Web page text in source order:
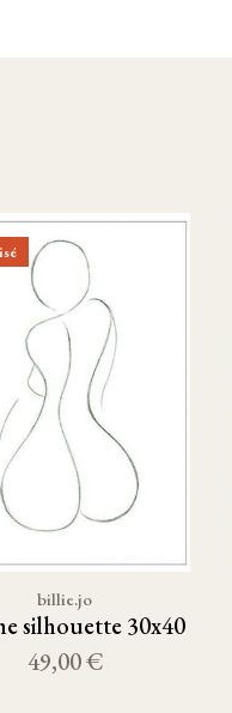
billie.jo
silhouette 30x40
49,00 €